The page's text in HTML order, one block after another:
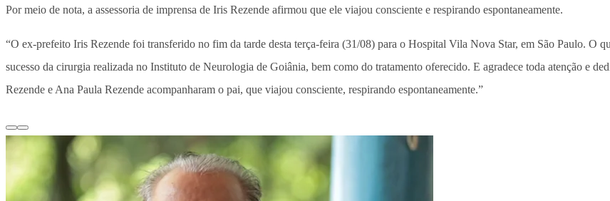
Por meio de nota, a assessoria de imprensa de Iris Rezende afirmou que ele viajou consciente e respirando espontaneamente.
“O ex-prefeito Iris Rezende foi transferido no fim da tarde desta terça-feira (31/08) para o Hospital Vila Nova Star, em São Paulo. O
sucesso da cirurgia realizada no Instituto de Neurologia de Goiânia, bem como do tratamento oferecido. E agradece toda atenção e
Rezende e Ana Paula Rezende acompanharam o pai, que viajou consciente, respirando espontaneamente.”